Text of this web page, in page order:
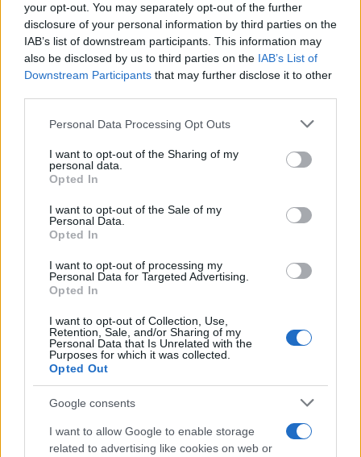
your opt-out. You may separately opt-out of the further
disclosure of your personal information by third parties on the
IAB’s list of downstream participants. This information may
also be disclosed by us to third parties on the IAB’s List of
Downstream Participants that may further disclose it to other
Please note that this website/app uses one or more Google
not limited to your visit or usage behaviour. You may click to
grant or deny consent to Google and its third-party tags to
use your data for below specified purposes in below Google
consent section.
Personal Data Processing Opt Outs
I want to opt-out of the Sharing of my
personal data.
Opted In
I want to opt-out of the Sale of my
Personal Data.
Opted In
I want to opt-out of processing my
Personal Data for Targeted Advertising.
Opted In
I want to opt-out of Collection, Use,
Retention, Sale, and/or Sharing of my
Personal Data that Is Unrelated with the
Purposes for which it was collected.
Opted Out
Google consents
I want to allow Google to enable storage
related to advertising like cookies on web or
Όσο αφορά το ελαφρυντικό της καλής
συμπεριφοράς μετά την πράξη πρέπει να πουμε
η εισαγγελέας τόνισε πως ο πρώτος
κατηγορούμενος αφού διαπίστωσε ότι η Φαίη
είχε πέσει κάτω δεν την μετέφερε αμέσως στο
νοσοκομείο και δεν ζήτησε την συνδρομή της
οικογένειας της που ήταν κοντά.
Επίσης πρόσθεσε πως δεν προέκυψε επαφή
του με το τοπικό κέντρο υγείας προέκυψε αλλά
αντίθετα η επαφή με τον φίλο του είχε ως σκοπό
“Θα ζητούσε την άμεση μεταφορά της
προσθέτοντας πως“η επιλογή του νοσοκομείου
και η μεταφορά της Φαίης Μπλάχα έγινε με
πρωτοβουλία τρίτου και όχι κατηγορουμένου.
Επτά η ώρα το πρωί την άφησε μόνη, έφυγε με
το φίλο του και κοιμήθηκε μέχρι το μεσημέρι”.
Παράλληλα η εισαγγελική λειτουργός τόνισε